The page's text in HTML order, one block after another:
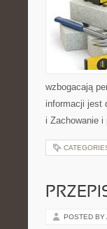
wzbogacają
informacji jest
i Zachowanie
POSTED BY